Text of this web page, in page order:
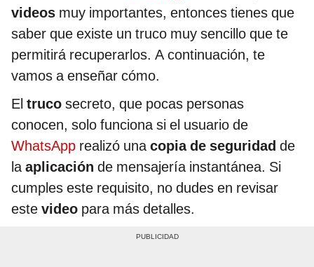
videos muy importantes, entonces tienes que
saber que existe un truco muy sencillo que te
permitirá recuperarlos. A continuación, te
vamos a enseñar cómo.
El truco secreto, que pocas personas
conocen, solo funciona si el usuario de
WhatsApp realizó una copia de seguridad de
la aplicación de mensajería instantánea. Si
cumples este requisito, no dudes en revisar
este video para más detalles.